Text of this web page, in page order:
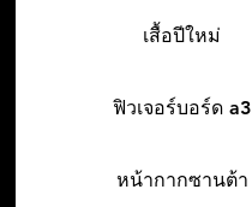
เสื้อปีใหม่
ฟิวเจอร์บอร์ด a3
หน้ากากซานต้า